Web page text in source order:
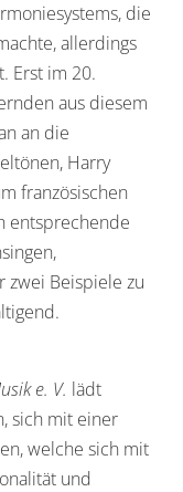
die
allerdings
Erst im 20.
aus diesem
an die
Harry
französischen
entsprechende
zwei Beispiele zu
e. V. lädt
sich mit einer
welche sich mit
und